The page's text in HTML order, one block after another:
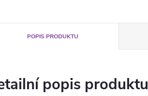
POPIS PRODUKTU
popis produktu